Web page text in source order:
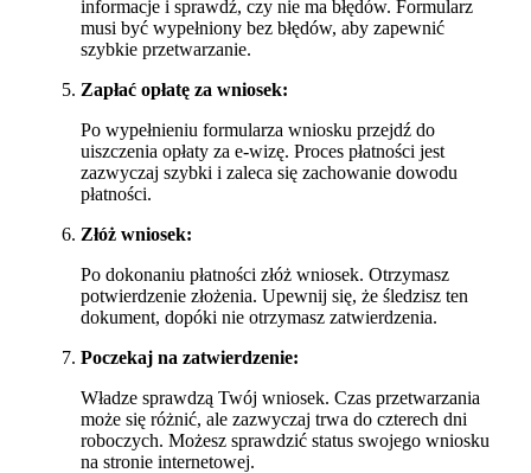
informacje i sprawdź, czy nie ma błędów. Formularz
musi być wypełniony bez błędów, aby zapewnić
szybkie przetwarzanie.
Zapłać opłatę za wniosek:
Po wypełnieniu formularza wniosku przejdź do
uiszczenia opłaty za e-wizę. Proces płatności jest
zazwyczaj szybki i zaleca się zachowanie dowodu
płatności.
Złóż wniosek:
Po dokonaniu płatności złóż wniosek. Otrzymasz
potwierdzenie złożenia. Upewnij się, że śledzisz ten
dokument, dopóki nie otrzymasz zatwierdzenia.
Poczekaj na zatwierdzenie:
Władze sprawdzą Twój wniosek. Czas przetwarzania
może się różnić, ale zazwyczaj trwa do czterech dni
roboczych. Możesz sprawdzić status swojego wniosku
na stronie internetowej.